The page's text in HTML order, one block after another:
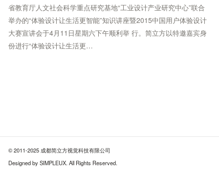
省教育厅人文社会科学重点研究基地“工业设计产业研究中心”联合
举办的“体验设计让生活更智能”知识讲座暨2015中国用户体验设计
大赛宣讲会于4月11日星期六下午顺利举 行。简立方以特邀嘉宾身
份进行“体验设计让生活更…
© 2011-2025 成都简立方视觉科技有限公司
Designed by SIMPLEUX. All Rights Reserved.